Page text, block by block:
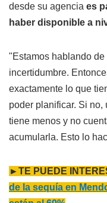
desde su agencia es
haber disponible a
"Estamos hablando
incertidumbre.
exactamente lo que
poder planificar. Si no,
tiene menos y no
acumularla. Esto lo
►TE PUEDE
de la sequía en